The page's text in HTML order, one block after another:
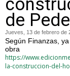
de
Jueves, 13 de febrero de
Según Finanzas,
obra
https://
la-construccion-del-